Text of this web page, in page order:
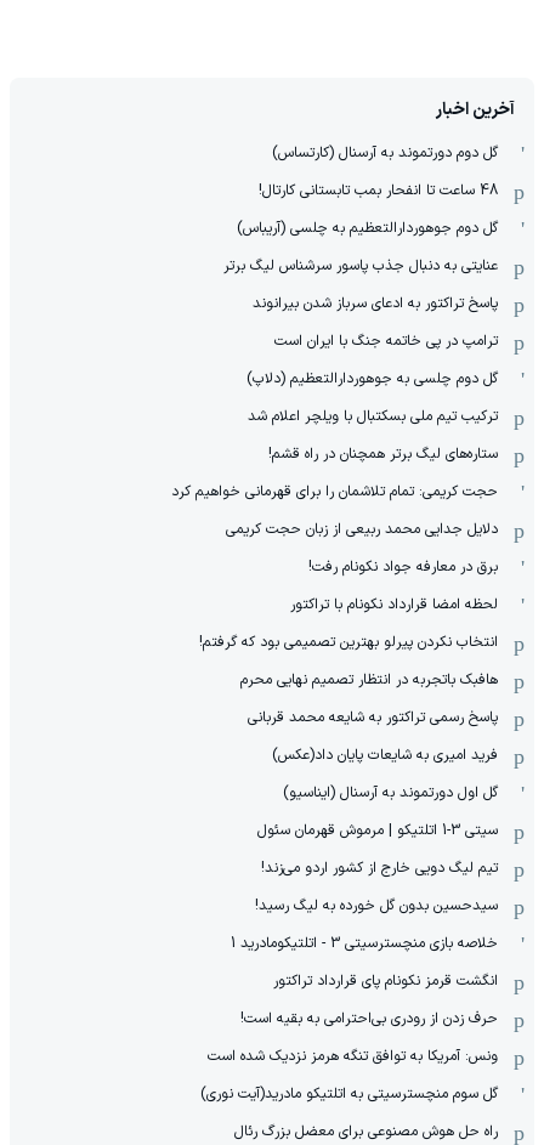
آخرین اخبار
گل دوم دورتموند به آرسنال (کارتساس)
48 ساعت تا انفحار بمب تابستانی کارتال!
گل دوم جوهوردارالتعظیم به چلسی (آریباس)
عنایتی به دنبال جذب پاسور سرشناس لیگ برتر
پاسخ تراکتور به ادعای سرباز شدن بیرانوند
ترامپ در پی خاتمه جنگ با ایران است
گل دوم چلسی به جوهوردارالتعظیم (دلاپ)
ترکیب تیم ملی بسکتبال با ویلچر اعلام شد
ستاره‌های لیگ برتر همچنان در راه قشم!
حجت کریمی: تمام تلاشمان را برای قهرمانی خواهیم کرد
دلایل جدایی محمد ربیعی از زبان حجت کریمی
برق در معارفه جواد نکونام رفت!
لحظه امضا قرارداد نکونام با تراکتور
انتخاب نکردن پیرلو بهترین تصمیمی بود که گرفتم!
هافبک باتجربه در انتظار تصمیم نهایی محرم
پاسخ رسمی تراکتور به شایعه محمد قربانی
فرید امیری به شایعات پایان داد(عکس)
گل اول دورتموند به آرسنال (ایناسیو)
سیتی 3-1 اتلتیکو | مرموش قهرمان سئول
تیم لیگ دویی خارج از کشور اردو می‌زند!
سیدحسین بدون گل خورده به لیگ رسید!
خلاصه بازی منچسترسیتی 3 - اتلتیکومادرید 1
انگشت قرمز نکونام پای قرارداد تراکتور
حرف زدن از رودری بی‌احترامی به بقیه است!
ونس: آمریکا به توافق تنگه هرمز نزدیک شده است
گل سوم منچسترسیتی به اتلتیکو مادرید(آیت نوری)
راه حل هوش مصنوعی برای معضل بزرگ رئال